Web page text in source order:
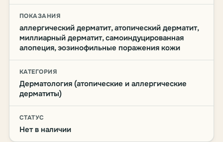
ПОКАЗАНИЯ
аллергический дерматит, атопический дерматит,
миллиарный дерматит, самоиндуцированная
алопеция, эозинофильные поражения кожи
КАТЕГОРИЯ
Дерматология (атопические и аллергические
дерматиты)
СТАТУС
Нет в наличии